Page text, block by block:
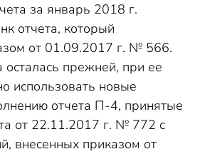
за январь 2018 г.
отчета, который
от 01.09.2017 г. № 566.
прежней, при ее
использовать новые
отчета П-4, принятые
от 22.11.2017 г. № 772 с
внесенных приказом от